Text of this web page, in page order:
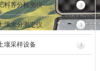
料养分检测仪
壤水分测定仪
壤采样设备